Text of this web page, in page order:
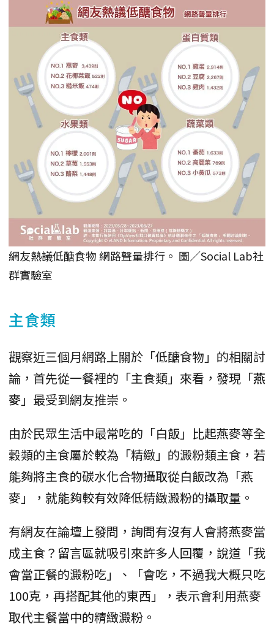
網友熱議低醣食物 網路聲量排行。 圖／Social Lab社
群實驗室
主食類
觀察近三個月網路上關於「低醣食物」的相關討
論，首先從一餐裡的「主食類」來看，發現「燕
麥 」最受到網友推崇。
由於民眾生活中最常吃的「白飯」比起燕麥等全
穀類的主食屬於較為「精緻」的澱粉類主食，若
能夠將主食的碳水化合物攝取從白飯改為「燕
麥」，就能夠較有效降低精緻澱粉的攝取量。
有網友在論壇上發問，詢問有沒有人會將燕麥當
成主食？留言區就吸引來許多人回覆，說道「我
會當正餐的澱粉吃」、「會吃，不過我大概只吃
100克，再搭配其他的東西」，表示會利用燕麥
取代主餐當中的精緻澱粉。